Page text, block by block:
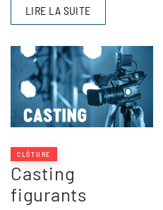
LIRE LA SUITE
CLÔTURÉ
Casting
figurants